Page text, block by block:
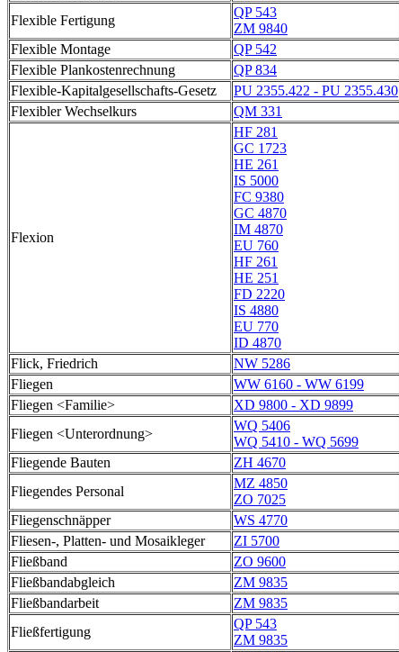
Flexible Fertigung
QP 543
ZM 9840
Flexible Montage
QP 542
Flexible Plankostenrechnung
QP 834
Flexible-Kapitalgesellschafts-Gesetz
PU 2355.422 - PU 2355.430
Flexibler Wechselkurs
QM 331
Flexion
HF 281
GC 1723
HE 261
IS 5000
FC 9380
GC 4870
IM 4870
EU 760
HF 261
HE 251
FD 2220
IS 4880
EU 770
ID 4870
Flick, Friedrich
NW 5286
Fliegen
WW 6160 - WW 6199
Fliegen <Familie>
XD 9800 - XD 9899
Fliegen <Unterordnung>
WQ 5406
WQ 5410 - WQ 5699
Fliegende Bauten
ZH 4670
Fliegendes Personal
MZ 4850
ZO 7025
Fliegenschnäpper
WS 4770
Fliesen-, Platten- und Mosaikleger
ZI 5700
Fließband
ZO 9600
Fließbandabgleich
ZM 9835
Fließbandarbeit
ZM 9835
Fließfertigung
QP 543
ZM 9835